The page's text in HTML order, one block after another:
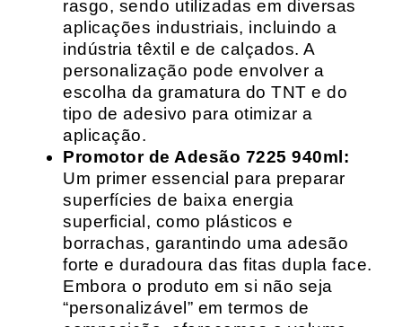
rasgo, sendo utilizadas em diversas
aplicações industriais, incluindo a
indústria têxtil e de calçados. A
personalização pode envolver a
escolha da gramatura do TNT e do
tipo de adesivo para otimizar a
aplicação.
Promotor de Adesão 7225 940ml:
Um primer essencial para preparar
superfícies de baixa energia
superficial, como plásticos e
borrachas, garantindo uma adesão
forte e duradoura das fitas dupla face.
Embora o produto em si não seja
“personalizável” em termos de